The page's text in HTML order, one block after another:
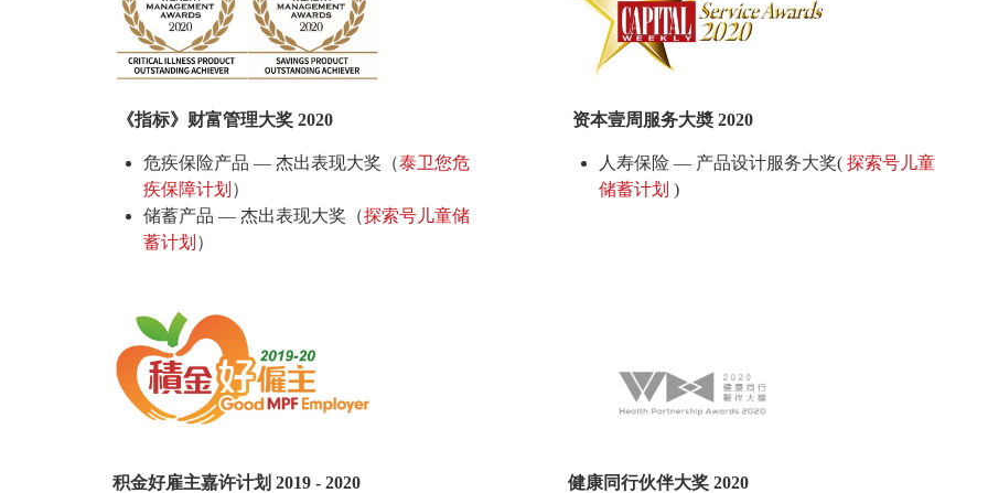
《指标》财富管理大奖 2020
危疾保险产品 — 杰出表现大奖（泰卫您危
疾保障计划 ）
储蓄产品 — 杰出表现大奖（探索号儿童储
蓄计划 ）
资本壹周服务大奬 2020
人寿保险 — 产品设计服务大奖( 探索号儿童
储蓄计划 )
积金好雇主嘉许计划 2019 - 2020 健康同行伙伴大奖 2020